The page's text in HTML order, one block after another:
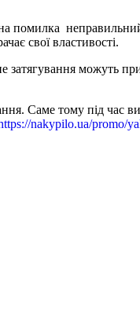
помилка неправильний
свої властивості.
затягування можуть
Саме тому під час
nakypilo.ua/promo/